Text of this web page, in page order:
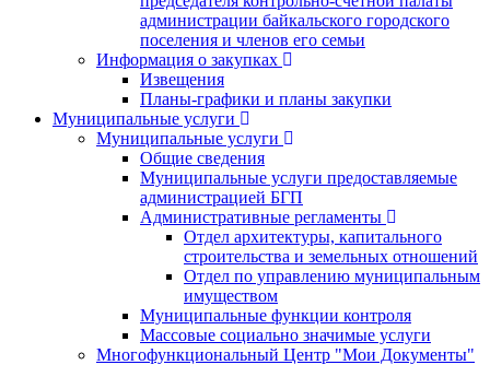
администрации байкальского городского
поселения и членов его семьи
Информация о закупках
Извещения
Планы-графики и планы закупки
Муниципальные услуги
Муниципальные услуги
Общие сведения
Муниципальные услуги предоставляемые
администрацией БГП
Административные регламенты
Отдел архитектуры, капитального
строительства и земельных отношений
Отдел по управлению муниципальным
имуществом
Муниципальные функции контроля
Массовые социально значимые услуги
Многофункциональный Центр "Мои Документы"